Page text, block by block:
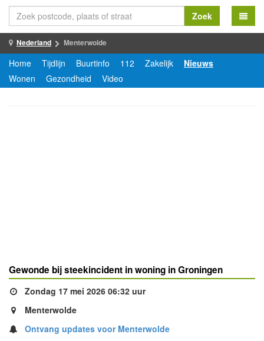
Zoek
Nederland Menterwolde
Home Tijdlijn Buurtinfo 112 Zakelijk
Nieuws
Wonen
Gezondheid Video
Gewonde bij steekincident in woning in Groningen
Zondag 17 mei 2026 06:32 uur
Menterwolde
Ontvang updates voor Menterwolde